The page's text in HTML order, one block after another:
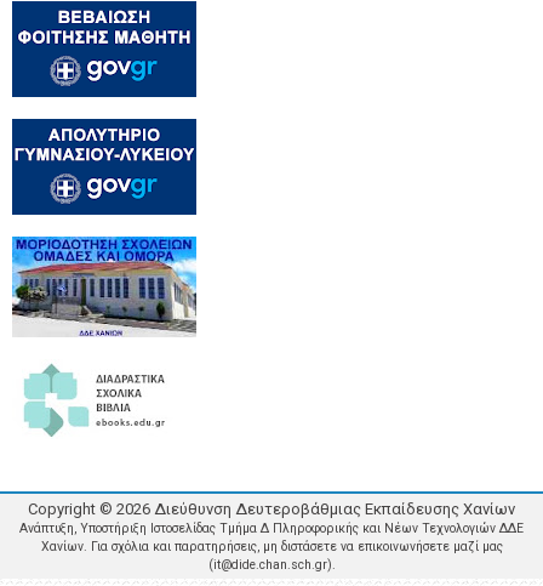
Copyright © 2026 Διεύθυνση Δευτεροβάθμιας Εκπαίδευσης Χανίων
Ανάπτυξη, Υποστήριξη Ιστοσελίδας Τμήμα Δ Πληροφορικής και Νέων Τεχνολογιών ΔΔΕ
Χανίων. Για σχόλια και παρατηρήσεις, μη διστάσετε να επικοινωνήσετε μαζί μας
(it@dide.chan.sch.gr).